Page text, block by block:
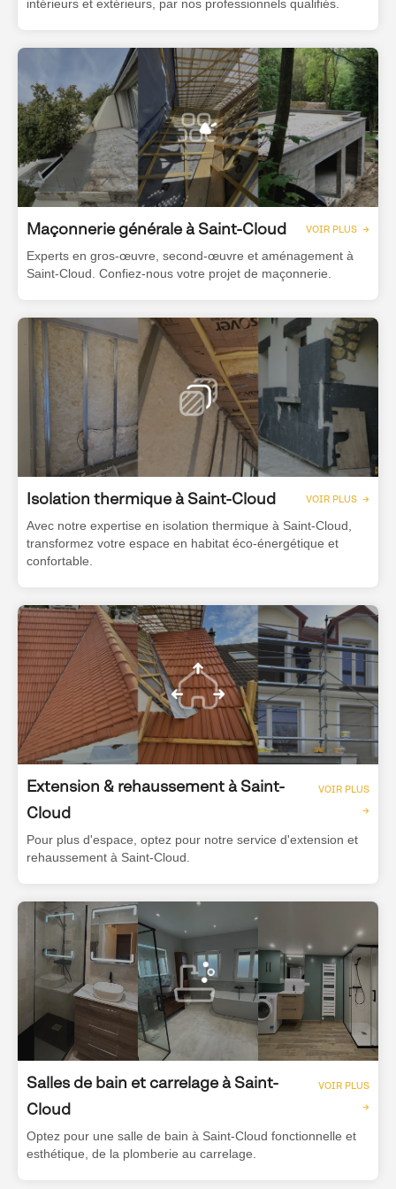
intérieurs et extérieurs, par nos professionnels qualifiés.
Maçonnerie générale à Saint-Cloud VOIR PLUS →
Experts en gros-œuvre, second-œuvre et aménagement à
Saint-Cloud. Confiez-nous votre projet de maçonnerie.
Isolation thermique à Saint-Cloud VOIR PLUS →
Avec notre expertise en isolation thermique à Saint-Cloud,
transformez votre espace en habitat éco-énergétique et
confortable.
Extension & rehaussement à Saint-
Cloud
VOIR PLUS
→
Pour plus d'espace, optez pour notre service d'extension et
rehaussement à Saint-Cloud.
Salles de bain et carrelage à Saint-
Cloud
VOIR PLUS
→
Optez pour une salle de bain à Saint-Cloud fonctionnelle et
esthétique, de la plomberie au carrelage.